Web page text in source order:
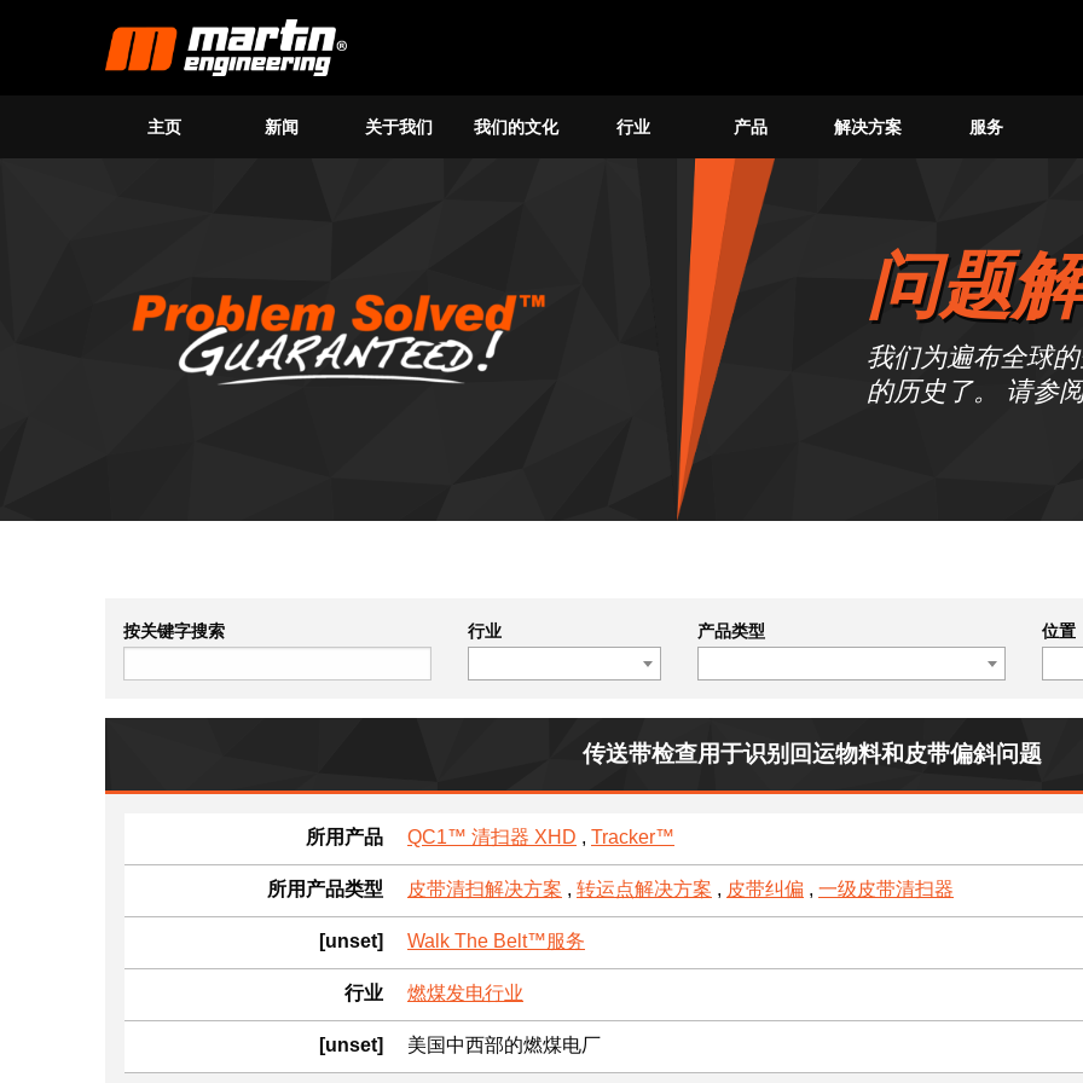
主页 新闻 关于我们 我们的文化 行业 产品 解决方案 服务
问题
我们为遍布全球
的历史了。 请参
按关键字搜索 行业 产品类型 位置
传送带检查用于识别回运物料和皮带偏斜问题
所用产品 QC1™ 清扫器 XHD , Tracker™
所用产品类型 皮带清扫解决方案 , 转运点解决方案 , 皮带纠偏 , 一级皮带清扫器
[unset] Walk The Belt™服务
行业 燃煤发电行业
[unset] 美国中西部的燃煤电厂